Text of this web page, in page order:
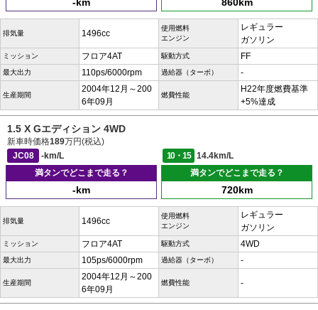
-km 860km
排気量 1496cc
使用燃料
エンジン
レギュラー
ガソリン
ミッション フロア4AT 駆動方式 FF
最大出力 110ps/6000rpm 過給器（ターボ） -
生産期間
2004年12月～200
6年09月
燃費性能
H22年度燃費基準
+5%達成
1.5 X Gエディション 4WD
新車時価格189万円(税込)
JC08
-km/L 10・15
14.4km/L
満タンでどこまで走る？
-km
満タンでどこまで走る？
720km
排気量 1496cc
使用燃料
エンジン
レギュラー
ガソリン
ミッション フロア4AT 駆動方式 4WD
最大出力 105ps/6000rpm 過給器（ターボ） -
生産期間
2004年12月～200
6年09月
燃費性能 -